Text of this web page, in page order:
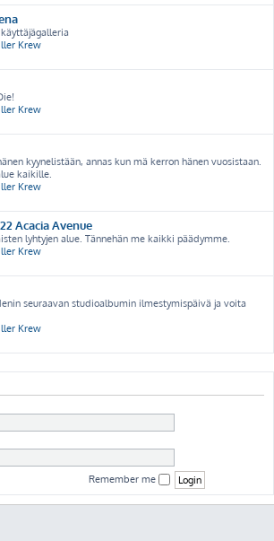
Krew
Krew
kyynelistään, annas kun mä kerron hänen vuosistaan.
kaikille.
Krew
Acacia Avenue
lyhtyjen alue. Tännehän me kaikki päädymme.
Krew
seuraavan studioalbumin ilmestymispäivä ja voita
Krew
Remember me